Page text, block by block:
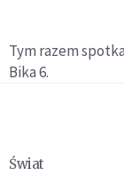
Tym razem
Bika 6.
Świat